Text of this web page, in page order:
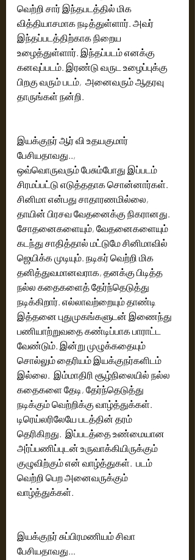
வெற்றி சார் இந்தபடத்தில் மிக
வித்தியாசமாக நடித்துள்ளார். அவர்
இந்தப்படத்திற்காக நிறைய
உழைத்துள்ளார். இந்தப்படம் எனக்கு
கனவுப்படம். இரண்டு வருட உழைப்புக்கு
பிறகு வரும் படம்,  அனைவரும் ஆதரவு
தாருங்கள் நன்றி.
இயக்குநர் ஆர் வி உதயகுமார்
பேசியதாவது..,
ஒவ்வொருவரும் பேசும்போது இப்படம்
சிரமப்பட்டு எடுத்ததாக சொன்னார்கள்.
சினிமா என்பது சாதாரணமில்லை,
தாயின் பிரசவ வேதனைக்கு நிகரானது.
சோதனைகளையும், வேதனைகளையும்
கடந்து சாதித்தால் மட்டுமே சினிமாவில்
ஜெயிக்க முடியும். நடிகர் வெற்றி மிக
தனித்துவமானவராக, தனக்கு பிடித்த
நல்ல கதைகளைத் தேர்ந்தெடுத்து
நடிக்கிறார். எல்லாவற்றையும் தாண்டி
இத்தனை புதுமுகங்களுடன் இணைந்து
பணியாற்றுவதை கண்டிப்பாக பாராட்ட
வேண்டும். இன்று முழுக்கதையும்
சொல்லும் தைரியம் இயக்குநர்களிடம்
இல்லை.  இம்மாதிரி சூழ்நிலையில் நல்ல
கதைகளை தேடி, தேர்ந்தெடுத்து
நடிக்கும் வெற்றிக்கு வாழ்த்துக்கள்.
டிரெய்லரிலேயே படத்தின் தரம்
தெரிகிறது.  இப்படத்தை உண்மையான
அர்ப்பணிப்புடன் உருவாக்கியிருக்கும்
குழுவிற்கும் என் வாழ்த்துகள்.  படம்
வெற்றி பெற அனைவருக்கும்
வாழ்த்துக்கள்.
இயக்குநர் சுப்பிரமணியம் சிவா
பேசியதாவது…